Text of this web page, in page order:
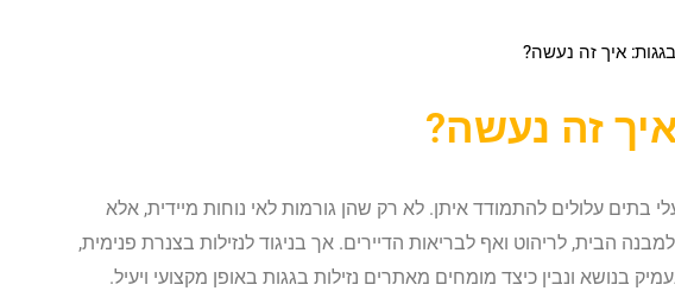
בגגות: איך זה נעשה?
זה נעשה?
בתים עלולים להתמודד איתן. לא רק שהן גורמות לאי נוחות מיידית, אלא
הבית, לריהוט ואף לבריאות הדיירים. אך בניגוד לנזילות בצנרת פנימית,
בנושא ונבין כיצד מומחים מאתרים נזילות בגגות באופן מקצועי ויעיל.